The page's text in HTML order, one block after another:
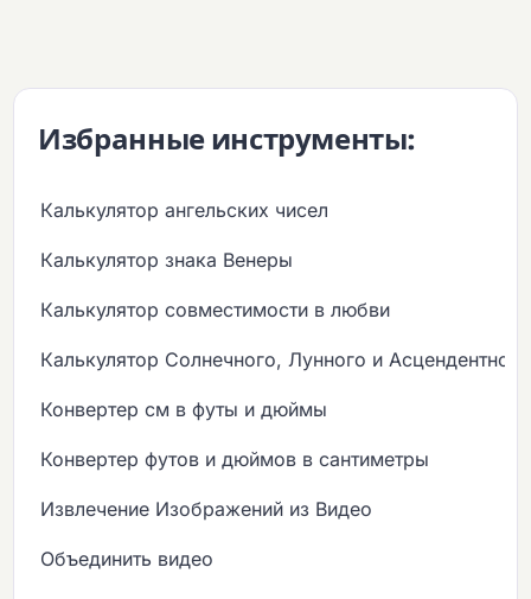
Избранные инструменты:
Калькулятор ангельских чисел
Калькулятор знака Венеры
Калькулятор совместимости в любви
Калькулятор Солнечного, Лунного и
Конвертер см в футы и дюймы
Конвертер футов и дюймов в сантиметры
Извлечение Изображений из Видео
Объединить видео